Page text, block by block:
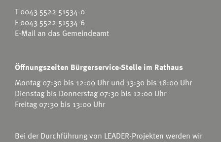
T0043 5522 51534-0
F 0043 5522 51534-6
E-Mail an das Gemeindeamt
Öffnungszeiten Bürgerservice-Stelle im Rathaus
Montag 07:30 bis 12:00 Uhr und 13:30 bis 18:00 Uhr
Dienstag bis Donnerstag 07:30 bis 12:00 Uhr
Freitag 07:30 bis 13:00 Uhr
Bei der Durchführung von LEADER-Projekten werden wir